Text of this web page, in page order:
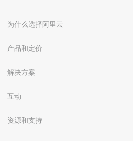
为什么选择阿里云
产品和定价
解决方案
互动
资源和支持